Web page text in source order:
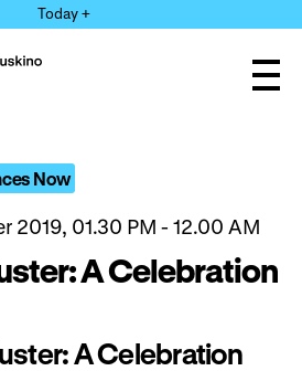
Today +
Now
2019, 01.30 PM - 12.00 AM
A Celebration
A Celebration